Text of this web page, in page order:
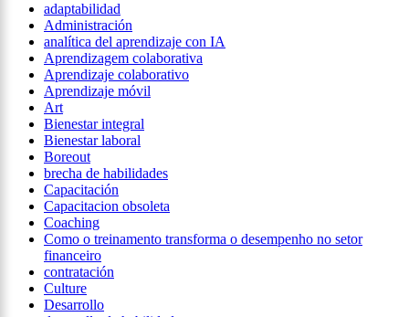
adaptabilidad
Administración
analítica del aprendizaje con IA
Aprendizagem colaborativa
Aprendizaje colaborativo
Aprendizaje móvil
Art
Bienestar integral
Bienestar laboral
Boreout
brecha de habilidades
Capacitación
Capacitacion obsoleta
Coaching
Como o treinamento transforma o desempenho no setor
financeiro
contratación
Culture
Desarrollo